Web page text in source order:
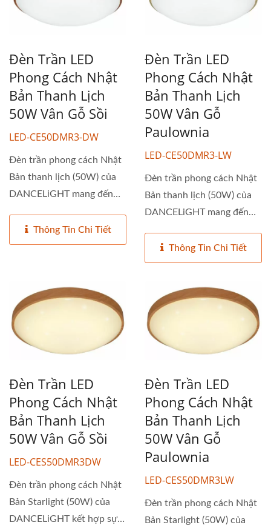
Đèn Trần LED
Phong Cách Nhật
Bản Thanh Lịch
50W Vân Gỗ Sồi
LED-CE50DMR3-DW
Đèn trần phong cách Nhật
Bản thanh lịch (50W) của
DANCELiGHT mang đến
Thông Tin Chi Tiết
Đèn Trần LED
Phong Cách Nhật
Bản Thanh Lịch
50W Vân Gỗ
Paulownia
LED-CE50DMR3-LW
Đèn trần phong cách Nhật
Bản thanh lịch (50W) của
DANCELiGHT mang đến
Thông Tin Chi Tiết
Đèn Trần LED
Phong Cách Nhật
Bản Thanh Lịch
50W Vân Gỗ Sồi
LED-CES50DMR3DW
Đèn trần phong cách Nhật
Bản Starlight (50W) của
DANCELiGHT kết hợp sự
Đèn Trần LED
Phong Cách Nhật
Bản Thanh Lịch
50W Vân Gỗ
Paulownia
LED-CES50DMR3LW
Đèn trần phong cách Nhật
Bản Starlight (50W) của